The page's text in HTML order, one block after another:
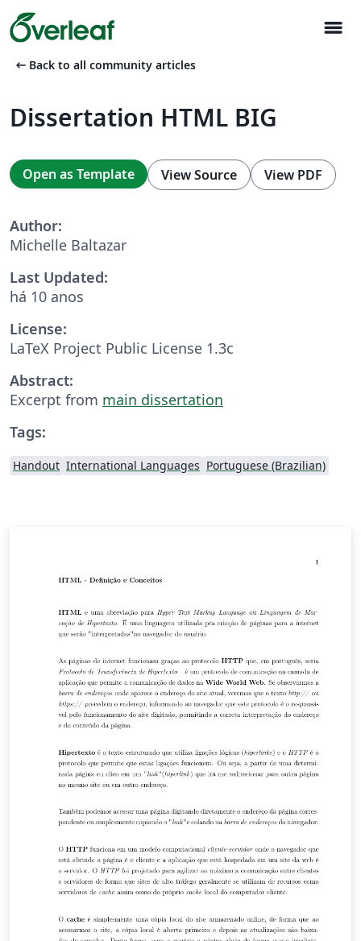
menu
arrow_left_alt Back to all community articles
Dissertation HTML BIG
Open as Template View Source View PDF
Author:
Michelle Baltazar
Last Updated:
há 10 anos
License:
LaTeX Project Public License 1.3c
Abstract:
Excerpt from main dissertation
Tags:
Handout International Languages Portuguese (Brazilian)